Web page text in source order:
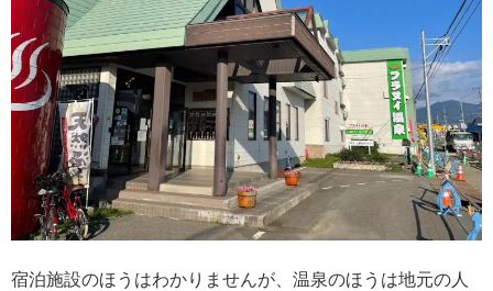
宿泊施設のほうはわかりませんが、温泉のほうは地元の人